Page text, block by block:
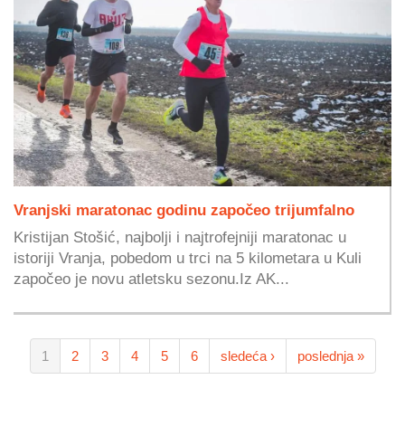
Vranjski maratonac godinu započeo trijumfalno
Kristijan Stošić, najbolji i najtrofejniji maratonac u
istoriji Vranja, pobedom u trci na 5 kilometara u Kuli
započeo je novu atletsku sezonu.Iz AK...
1 2 3 4 5 6 sledeća › poslednja »